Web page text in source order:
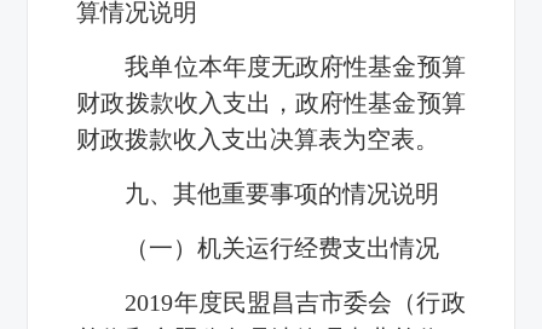
算情况说明
我单位本年度无政府性基金预算
财政拨款收入支出，政府性基金预算
财政拨款收入支出决算表为空表。
九、其他重要事项的情况说明
（一）机关运行经费支出情况
2019年度民盟昌吉市委会（行政